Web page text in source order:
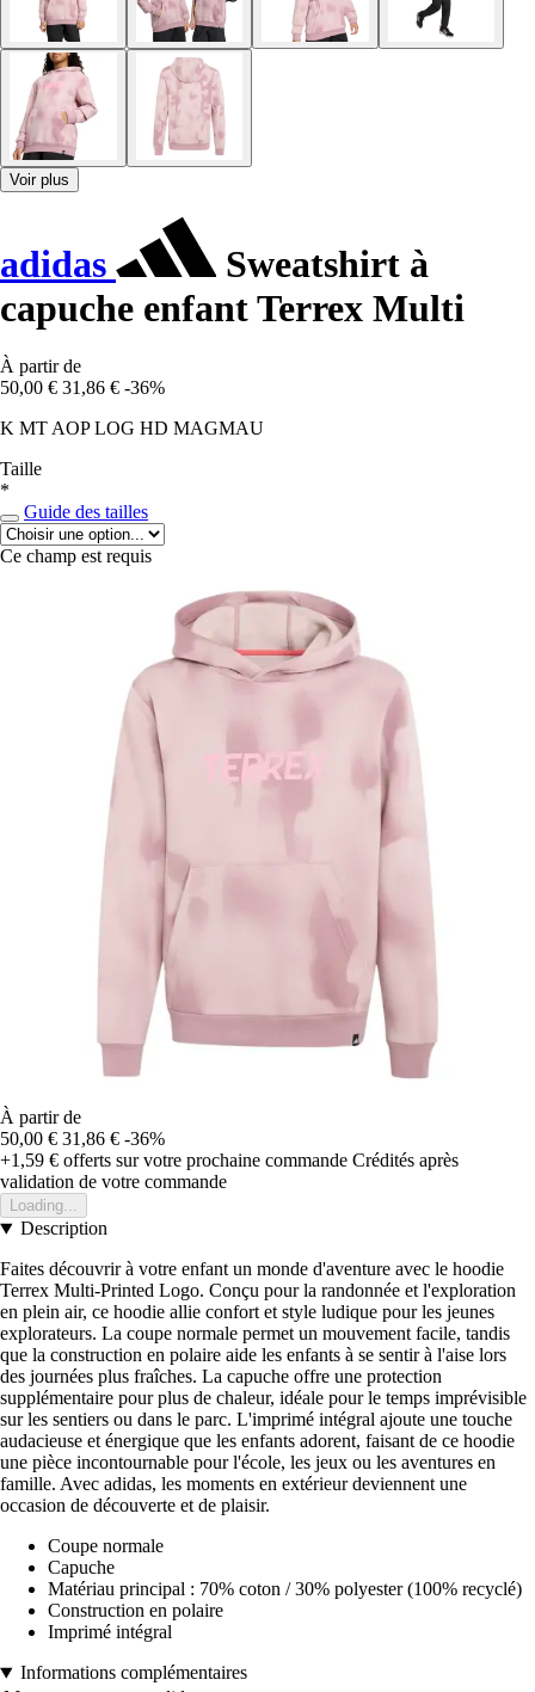
Voir plus
adidas
Sweatshirt à
capuche enfant Terrex Multi
À partir de
50,00 € 31,86 € -36%
K MT AOP LOG HD MAGMAU
Taille
*
Guide des tailles
Ce champ est requis
À partir de
50,00 € 31,86 € -36%
+1,59 € offerts sur votre prochaine commande Crédités après
validation de votre commande
Loading...
Description
Faites découvrir à votre enfant un monde d'aventure avec le hoodie
Terrex Multi-Printed Logo. Conçu pour la randonnée et l'exploration
en plein air, ce hoodie allie confort et style ludique pour les jeunes
explorateurs. La coupe normale permet un mouvement facile, tandis
que la construction en polaire aide les enfants à se sentir à l'aise lors
des journées plus fraîches. La capuche offre une protection
supplémentaire pour plus de chaleur, idéale pour le temps imprévisible
sur les sentiers ou dans le parc. L'imprimé intégral ajoute une touche
audacieuse et énergique que les enfants adorent, faisant de ce hoodie
une pièce incontournable pour l'école, les jeux ou les aventures en
famille. Avec adidas, les moments en extérieur deviennent une
occasion de découverte et de plaisir.
Coupe normale
Capuche
Matériau principal : 70% coton / 30% polyester (100% recyclé)
Construction en polaire
Imprimé intégral
Informations complémentaires